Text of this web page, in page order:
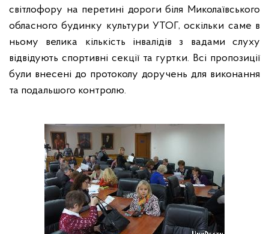
світлофору на перетині дороги біля Миколаївського
обласного будинку культури УТОГ, оскільки саме в
ньому велика кількість інвалідів з вадами слуху
відвідують спортивні секції та гуртки. Всі пропозиції
були внесені до протоколу доручень для виконання
та подальшого контролю.